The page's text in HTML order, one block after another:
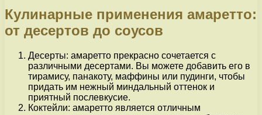
Кулинарные применения амаретто:
от десертов до соусов
Десерты: амаретто прекрасно сочетается с
различными десертами. Вы можете добавить его в
тирамису, панакоту, маффины или пудинги, чтобы
придать им нежный миндальный оттенок и
приятный послевкусие.
Коктейли: амаретто является отличным